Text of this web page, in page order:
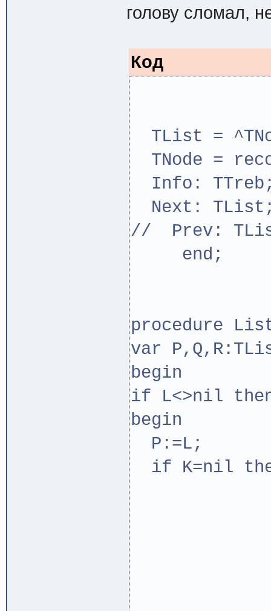
голову сломал,
Код
TList =
TNode =
Info:
Next:
// Prev:
end;
procedure
var
begin
if L<>nil
begin
P:=L;
if K=nil